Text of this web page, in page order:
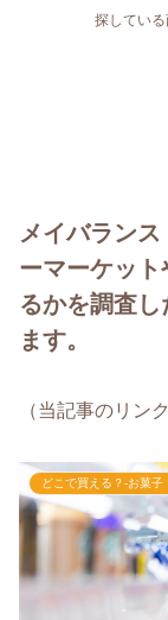
探してい
メイバラン
ーマーケッ
るかを調査
ます。
（当記事のリン
どこで買える？-お菓子